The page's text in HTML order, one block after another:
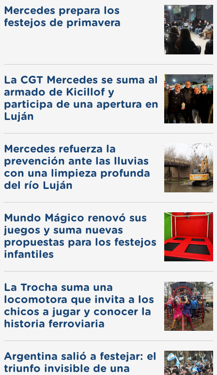
Mercedes prepara los
festejos de primavera
La CGT Mercedes se suma al
armado de Kicillof y
participa de una apertura en
Luján
Mercedes refuerza la
prevención ante las lluvias
con una limpieza profunda
del río Luján
Mundo Mágico renovó sus
juegos y suma nuevas
propuestas para los festejos
infantiles
La Trocha suma una
locomotora que invita a los
chicos a jugar y conocer la
historia ferroviaria
Argentina salió a festejar: el
triunfo invisible de una